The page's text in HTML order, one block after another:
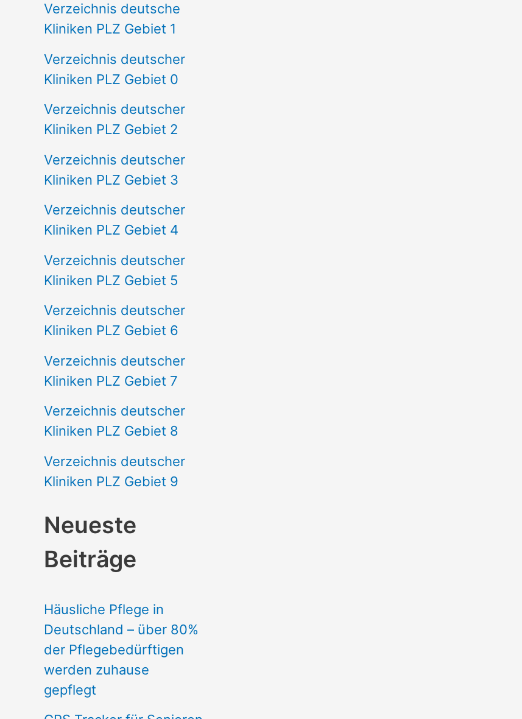
Verzeichnis deutsche
Kliniken PLZ Gebiet 1
Verzeichnis deutscher
Kliniken PLZ Gebiet 0
Verzeichnis deutscher
Kliniken PLZ Gebiet 2
Verzeichnis deutscher
Kliniken PLZ Gebiet 3
Verzeichnis deutscher
Kliniken PLZ Gebiet 4
Verzeichnis deutscher
Kliniken PLZ Gebiet 5
Verzeichnis deutscher
Kliniken PLZ Gebiet 6
Verzeichnis deutscher
Kliniken PLZ Gebiet 7
Verzeichnis deutscher
Kliniken PLZ Gebiet 8
Verzeichnis deutscher
Kliniken PLZ Gebiet 9
Neueste
Beiträge
Häusliche Pflege in
Deutschland – über 80%
der Pflegebedürftigen
werden zuhause
gepflegt